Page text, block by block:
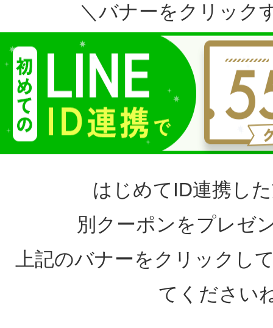
＼バナーをクリック
はじめてID連携した方
別クーポンをプレ
上記のバナーをクリックし
てください